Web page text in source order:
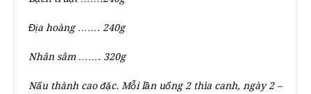
Địa hoàng ……. 240g
Nhân sâm ……. 320g
Nấu thành cao đặc. Mỗi lần uống 2 thìa canh, ngày 2 –